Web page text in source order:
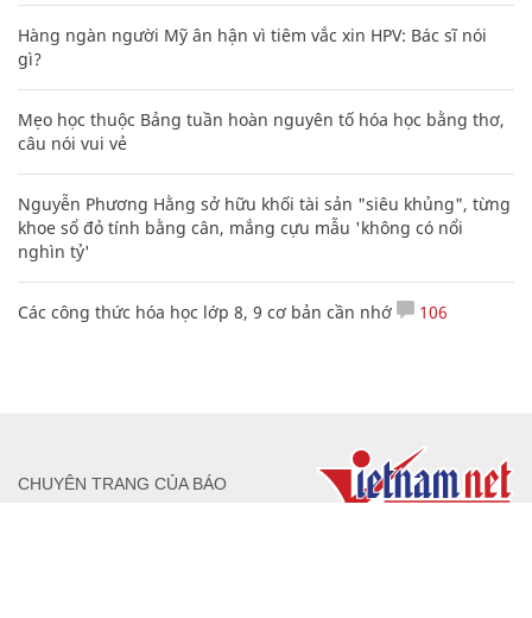
Hàng ngàn người Mỹ ân hận vì tiêm vắc xin HPV: Bác sĩ nói
gì?
Mẹo học thuộc Bảng tuần hoàn nguyên tố hóa học bằng thơ,
câu nói vui vẻ
Nguyễn Phương Hằng sở hữu khối tài sản "siêu khủng", từng
khoe sổ đỏ tính bằng cân, mắng cựu mẫu 'không có nổi
nghìn tỷ'
Các công thức hóa học lớp 8, 9 cơ bản cần nhớ 106
CHUYÊN TRANG CỦA BÁO